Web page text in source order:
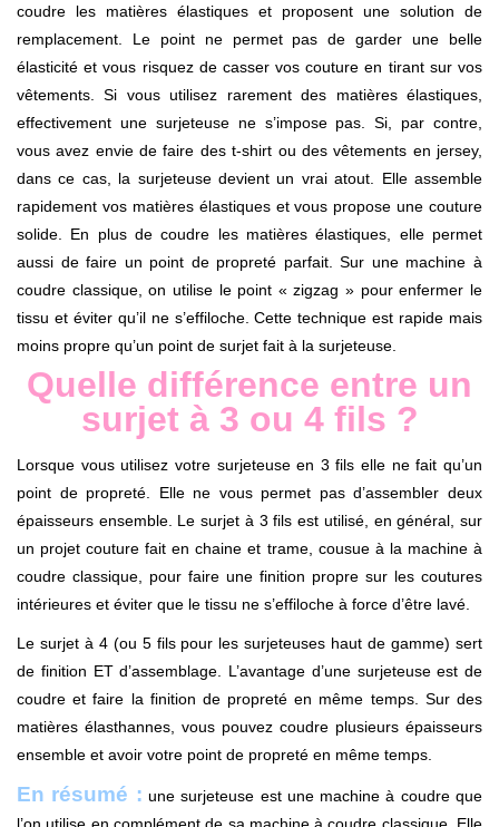
coudre les matières élastiques et proposent une solution de
remplacement. Le point ne permet pas de garder une belle
élasticité et vous risquez de casser vos couture en tirant sur vos
vêtements. Si vous utilisez rarement des matières élastiques,
effectivement une surjeteuse ne s’impose pas. Si, par contre,
vous avez envie de faire des t-shirt ou des vêtements en jersey,
dans ce cas, la surjeteuse devient un vrai atout. Elle assemble
rapidement vos matières élastiques et vous propose une couture
solide. En plus de coudre les matières élastiques, elle permet
aussi de faire un point de propreté parfait. Sur une machine à
coudre classique, on utilise le point « zigzag » pour enfermer le
tissu et éviter qu’il ne s’effiloche. Cette technique est rapide mais
moins propre qu’un point de surjet fait à la surjeteuse.
Quelle différence entre un
surjet à 3 ou 4 fils ?
Lorsque vous utilisez votre surjeteuse en 3 fils elle ne fait qu’un
point de propreté. Elle ne vous permet pas d’assembler deux
épaisseurs ensemble. Le surjet à 3 fils est utilisé, en général, sur
un projet couture fait en chaine et trame, cousue à la machine à
coudre classique, pour faire une finition propre sur les coutures
intérieures et éviter que le tissu ne s’effiloche à force d’être lavé.
Le surjet à 4 (ou 5 fils pour les surjeteuses haut de gamme) sert
de finition ET d’assemblage. L’avantage d’une surjeteuse est de
coudre et faire la finition de propreté en même temps. Sur des
matières élasthannes, vous pouvez coudre plusieurs épaisseurs
ensemble et avoir votre point de propreté en même temps.
En résumé : une surjeteuse est une machine à coudre que